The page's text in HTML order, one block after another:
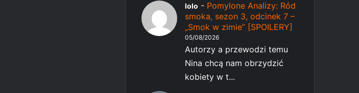
lolo - Pomylone Analizy: Ród
smoka, sezon 3, odcinek 7 –
„Smok w zimie” [SPOILERY]
05/08/2026
Autorzy a przewodzi temu
Nina chcą nam obrzydzić
kobiety w t...